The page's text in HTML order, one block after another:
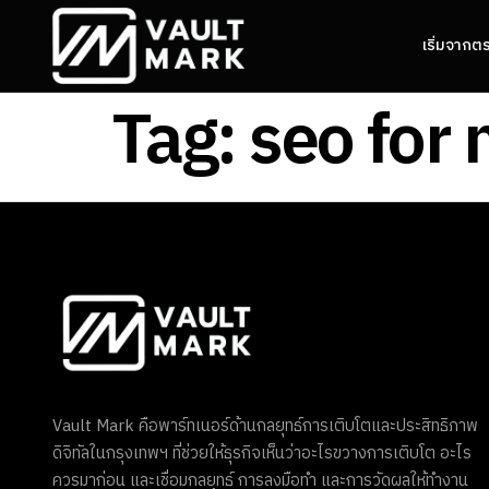
เริ่มจาก
Tag:seo for
Vault Mark คือพาร์ทเนอร์ด้านกลยุทธ์การเติบโตและประสิทธิภาพ
ดิจิทัลในกรุงเทพฯ ที่ช่วยให้ธุรกิจเห็นว่าอะไรขวางการเติบโต อะไร
ควรมาก่อน และเชื่อมกลยุทธ์ การลงมือทำ และการวัดผลให้ทำงาน